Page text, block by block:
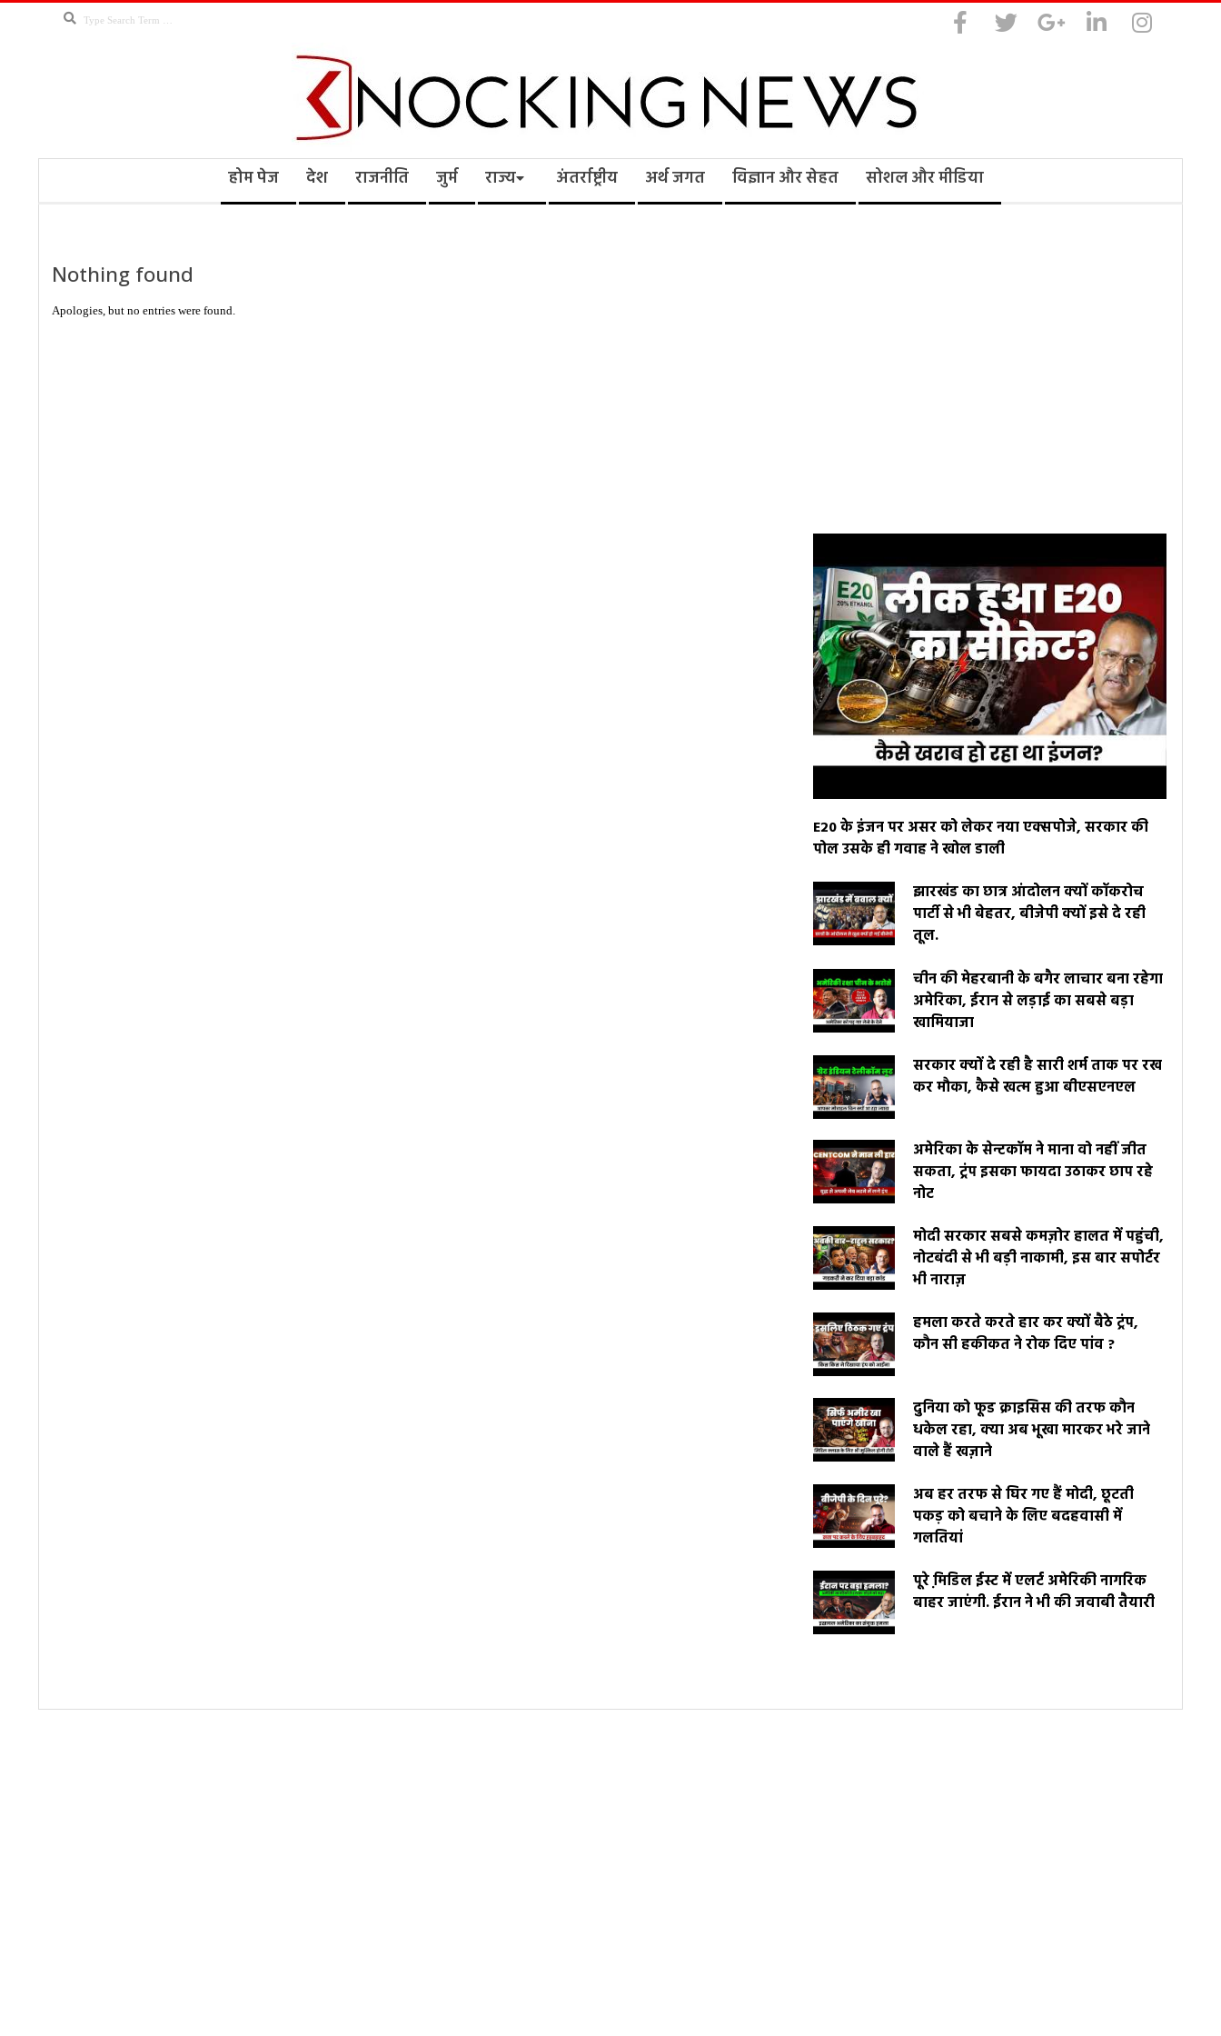
Search
Knocking
होम पेज देश राजनीति जुर्म राज्य अंतर्राष्ट्रीय अर्थ जगत विज्ञान और सेहत सोशल और मीडिया
Nothing found
Apologies, but no entries were found.
E20 के इंजन पर असर को लेकर नया एक्सपोजे, सरकार की
पोल उसके ही गवाह ने खोल डाली
झारखंड का छात्र आंदोलन क्यों कॉकरोच
पार्टी से भी बेहतर, बीजेपी क्यों इसे दे रही
तूल.
चीन की मेहरबानी के बगैर लाचार बना रहेगा
अमेरिका, ईरान से लड़ाई का सबसे बड़ा
खामियाजा
सरकार क्यों दे रही है सारी शर्म ताक पर रख
कर मौका, कैसे खत्म हुआ बीएसएनएल
अमेरिका के सेन्टकॉम ने माना वो नहीं जीत
सकता, ट्रंप इसका फायदा उठाकर छाप रहे
नोट
मोदी सरकार सबसे कमज़ोर हालत में पहुंची,
नोटबंदी से भी बड़ी नाकामी, इस बार सपोर्टर
भी नाराज़
हमला करते करते हार कर क्यों बैठे ट्रंप,
कौन सी हकीकत ने रोक दिए पांव ?
दुनिया को फूड क्राइसिस की तरफ कौन
धकेल रहा, क्या अब भूखा मारकर भरे जाने
वाले हैं खज़ाने
अब हर तरफ से घिर गए हैं मोदी, छूटती
पकड़ को बचाने के लिए बदहवासी में
गलतियां
पूरे मि़डिल ईस्ट में एलर्ट अमेरिकी नागरिक
बाहर जाएंगी. ईरान ने भी की जवाबी तैयारी